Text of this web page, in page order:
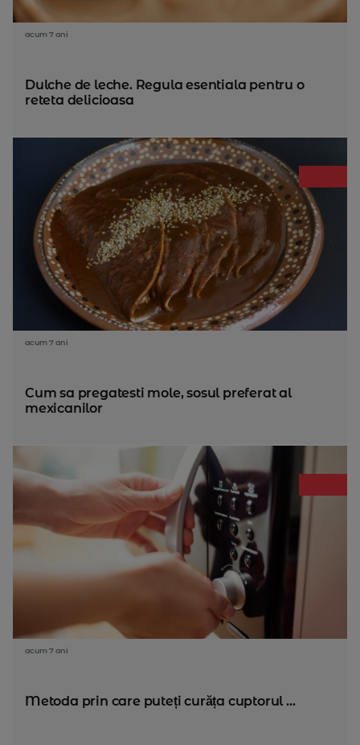
acum 7 ani
Dulche de leche. Regula esentiala pentru o
reteta delicioasa
acum 7 ani
Cum sa pregatesti mole, sosul preferat al
mexicanilor
acum 7 ani
Metoda prin care puteți curăța cuptorul ...